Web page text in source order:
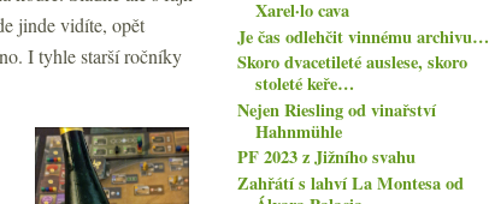
jinde vidíte, opět
I tyhle starší ročníky
Xarel·lo cava
Je čas odlehčit vinnému archivu…
Skoro dvacetileté auslese, skoro
stoleté keře…
Nejen Riesling od vinařství
Hahnmühle
PF 2023 z Jižního svahu
Zahřátí s lahví La Montesa od